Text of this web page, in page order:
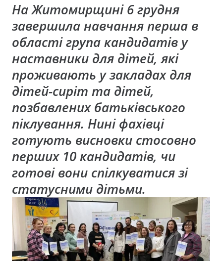
На Житомирщині 6 грудня
завершила навчання перша в
області група кандидатів у
наставники для дітей, які
проживають у закладах для
дітей-сиріт та дітей,
позбавлених батьківського
піклування. Нині фахівці
готують висновки стосовно
перших 10 кандидатів, чи
готові вони спілкуватися зі
статусними дітьми.